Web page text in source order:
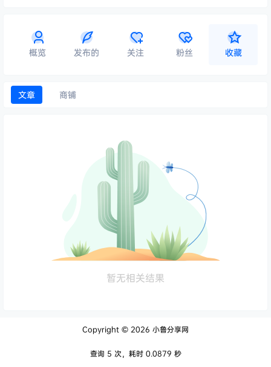
概览 发布的 关注 粉丝 收藏
文章 商铺
暂无相关结果
Copyright © 2026 小鲁分享网
查询 5 次，耗时 0.0879 秒